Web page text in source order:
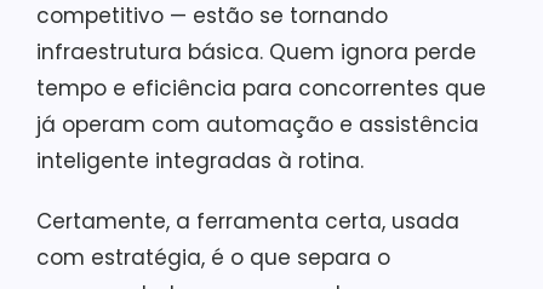
competitivo — estão se tornando
infraestrutura básica. Quem ignora perde
tempo e eficiência para concorrentes que
já operam com automação e assistência
inteligente integradas à rotina.
Certamente, a ferramenta certa, usada
com estratégia, é o que separa o